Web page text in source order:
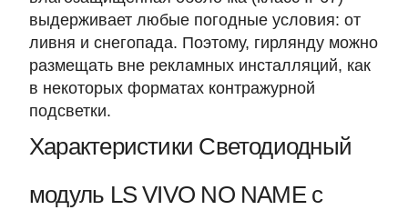
выдерживает любые погодные условия: от
ливня и снегопада. Поэтому, гирлянду можно
размещать вне рекламных инсталляций, как
в некоторых форматах контражурной
подсветки.
Характеристики Светодиодный
модуль LS VIVO NO NAME с